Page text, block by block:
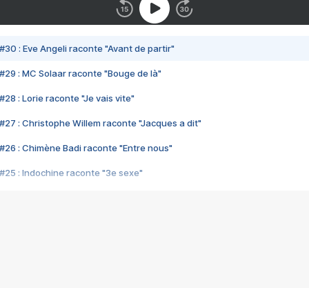
#30 : Eve Angeli raconte "Avant de partir"
#29 : MC Solaar raconte "Bouge de là"
#28 : Lorie raconte "Je vais vite"
#27 : Christophe Willem raconte "Jacques a dit"
#26 : Chimène Badi raconte "Entre nous"
#25 : Indochine raconte "3e sexe"